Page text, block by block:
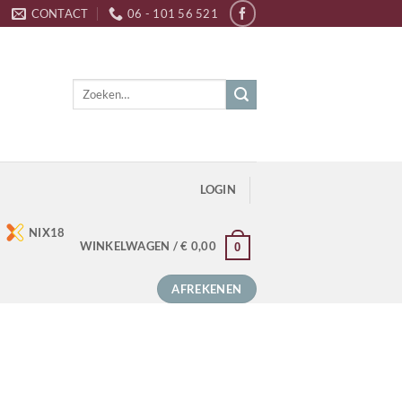
CONTACT 06 - 101 56 521
Zoeken
NIX18
LOGIN
WINKELWAGEN /€ 0,00 0
AFREKENEN